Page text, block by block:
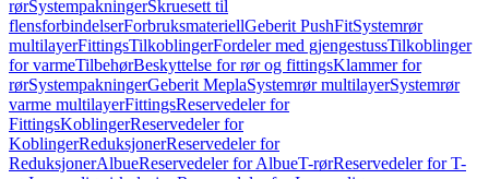
rørSystempakningerSkruesett til
flensforbindelserForbruksmateriellGeberit PushFitSystemrør
multilayerFittingsTilkoblingerFordeler med gjengestussTilkoblinger
for varmeTilbehørBeskyttelse for rør og fittingsKlammer for
rørSystempakningerGeberit MeplaSystemrør multilayerSystemrør
varme multilayerFittingsReservedeler for
FittingsKoblingerReservedeler for
KoblingerReduksjonerReservedeler for
ReduksjonerAlbueReservedeler for AlbueT-rørReservedeler for T-